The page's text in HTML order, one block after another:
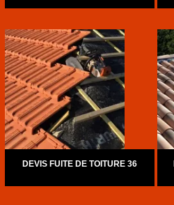
DEVIS FUITE DE TOITURE 36